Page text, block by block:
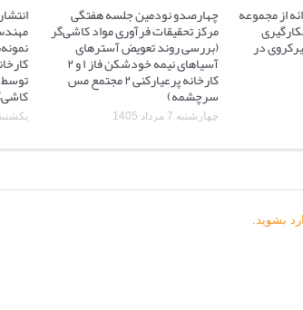
از مجموعه
در
چهارصدو نودمین جلسه هفتگی
مرکز تحقیقات فرآوری مواد کاشی‌گر
(بررسی روند تعویض آسترهای
آسیاهای نیمه خودشکن فاز ۱ و ۲
کارخانه پرعیارکنی ۲ مجتمع مس
سرچشمه)
چهارشنبه 7 مرداد 1405
توسط
یکشنبه 28 تیر
بشوید